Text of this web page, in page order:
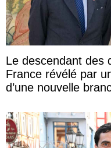
Le descendant des
France révélé par
d’une nouvelle